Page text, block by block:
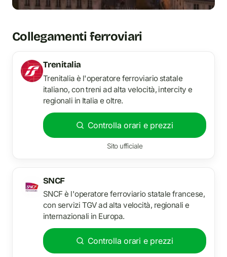
Collegamenti ferroviari
Trenitalia
Trenitalia è l'operatore ferroviario statale
italiano, con treni ad alta velocità, intercity e
regionali in Italia e oltre.
Controlla orari e prezzi
Sito ufficiale
SNCF
SNCF è l'operatore ferroviario statale francese,
con servizi TGV ad alta velocità, regionali e
internazionali in Europa.
Controlla orari e prezzi